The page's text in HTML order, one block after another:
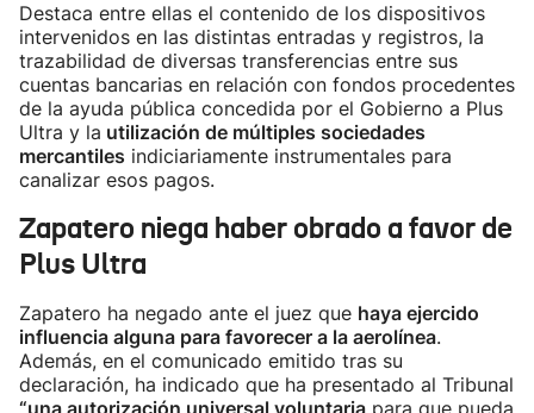
Destaca entre ellas el contenido de los dispositivos
intervenidos en las distintas entradas y registros, la
trazabilidad de diversas transferencias entre sus
cuentas bancarias en relación con fondos procedentes
de la ayuda pública concedida por el Gobierno a Plus
Ultra y la utilización de múltiples sociedades
mercantiles indiciariamente instrumentales para
canalizar esos pagos.
Zapatero niega haber obrado a favor de
Plus Ultra
Zapatero ha negado ante el juez que haya ejercido
influencia alguna para favorecer a la aerolínea.
Además, en el comunicado emitido tras su
declaración, ha indicado que ha presentado al Tribunal
“una autorización universal voluntaria para que pueda